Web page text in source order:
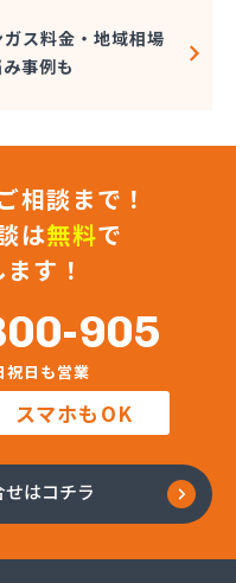
合
社 栃木支店 宇都宮
ス料金・地域相場
事例も
相談まで！
は無料で
す！
905
祝日も営業
スマホもOK
はコチラ